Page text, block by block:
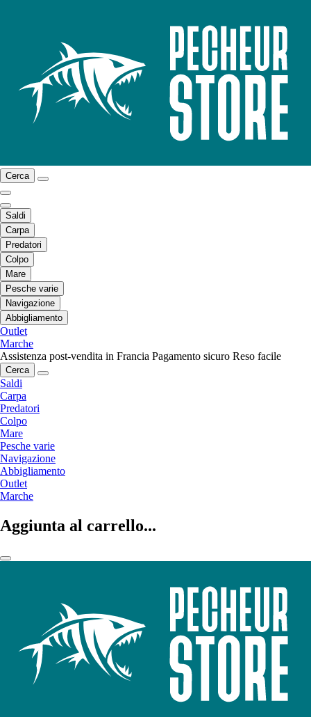
Cerca
Saldi
Carpa
Predatori
Colpo
Mare
Pesche varie
Navigazione
Abbigliamento
Outlet
Marche
Assistenza post-vendita in Francia Pagamento sicuro Reso facile
Cerca
Saldi
Carpa
Predatori
Colpo
Mare
Pesche varie
Navigazione
Abbigliamento
Outlet
Marche
Aggiunta al carrello...